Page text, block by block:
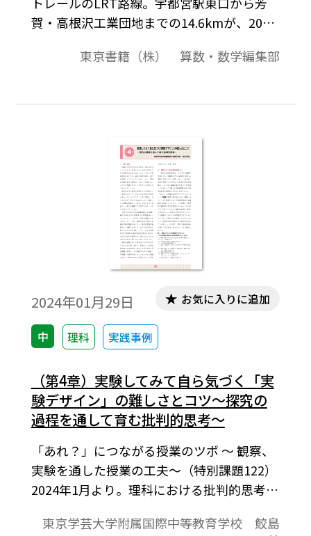
賀・高根沢工業団地までの14.6kmが、2023
東京書籍（株） 算数・数学編集部
2024年01月29日
中 理科 実践事例
お気に入りに追加
（第4章）実験してみて自ら気づく「実
験デザイン」の難しさとコツ〜探究の
過程を通して育む批判的思考〜
「あれ？」につながる授業のツボ 〜 観察、
実験を通した授業の工夫〜（特別課題122）
2024年1月より。理科における批判的思考と
践事例、探究の過程における批判的思考ス
東京学芸大学附属国際中等教育学校 鮫島